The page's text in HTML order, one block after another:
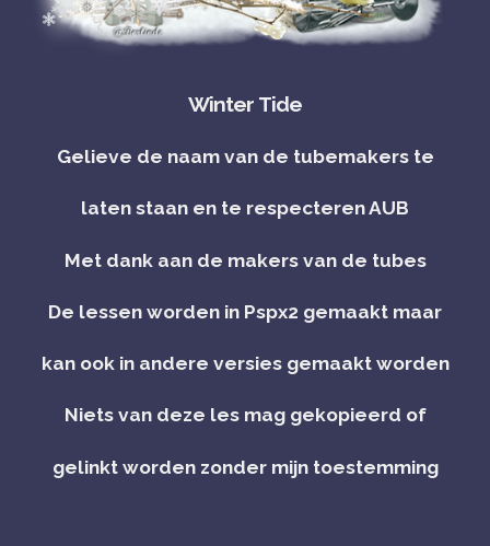
Winter Tide
Gelieve de naam van de tubemakers te
laten staan en te respecteren AUB
Met dank aan de makers van de tubes
De lessen worden in Pspx2 gemaakt maar
kan ook in andere versies gemaakt worden
Niets van deze les mag gekopieerd of
gelinkt worden zonder mijn toestemming